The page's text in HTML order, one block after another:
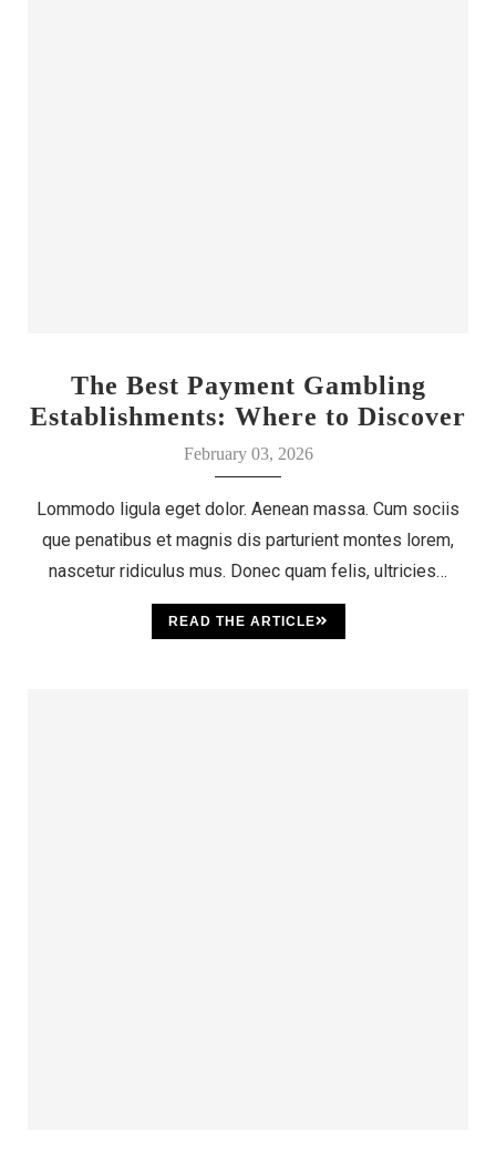
The Best Payment Gambling
Establishments: Where to Discover
Your Luck
February 03, 2026
Lommodo ligula eget dolor. Aenean massa. Cum sociis
que penatibus et magnis dis parturient montes lorem,
nascetur ridiculus mus. Donec quam felis, ultricies…
READ THE ARTICLE